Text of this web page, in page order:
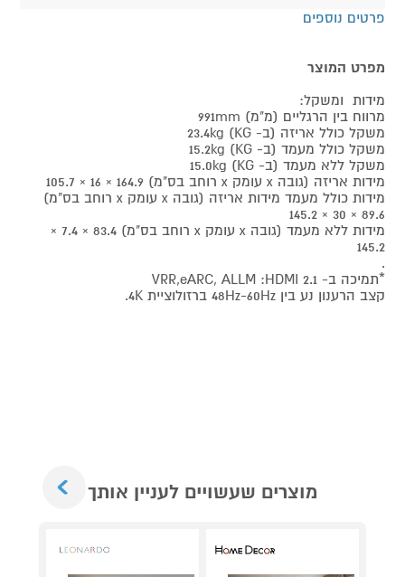
פרטים נוספים
מפרט המוצר
מידות ומשקל:
מרווח בין הרגליים (מ"מ) 991mm
משקל כולל אריזה (ב- KG) 23.4kg
משקל כולל מעמד (ב- KG) 15.2kg
משקל ללא מעמד (ב- KG) 15.0kg
מידות אריזה (גובה x עומק x רוחב בס"מ) 164.9 × 16 × 105.7
מידות כולל מעמד מידות אריזה (גובה x עומק x רוחב בס"מ)
89.6 × 30 × 145.2
מידות ללא מעמד (גובה x עומק x רוחב בס"מ) 83.4 × 7.4 ×
145.2
.
*תמיכה ב- VRR,eARC, ALLM :HDMI 2.1
קצב הרענון נע בין 48Hz-60Hz ברזולוציית 4K.
מוצרים שעשויים לעניין אותך